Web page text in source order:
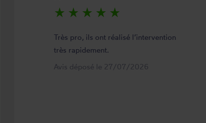
star_rate star_rate star_rate star_rate star_rate
Très pro, ils ont réalisé l’intervention
très rapidement.
Avis déposé le 27/07/2026